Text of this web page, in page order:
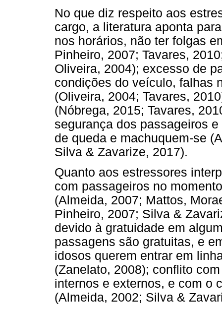
No que diz respeito aos
cargo, a literatura aponta
nos horários, não ter folgas
Pinheiro, 2007; Tavares,
Oliveira, 2004); excesso de
condições do veículo, falhas
(Oliveira, 2004; Tavares,
(Nóbrega, 2015; Tavares,
segurança dos passageiros
de queda e machuquem-se
Silva & Zavarize, 2017).
Quanto aos estressores
com passageiros no
(Almeida, 2007; Mattos,
Pinheiro, 2007; Silva &
devido à gratuidade em
passagens são gratuitas, e
idosos querem entrar em
(Zanelato, 2008); conflito
internos e externos, e com o
(Almeida, 2002; Silva &